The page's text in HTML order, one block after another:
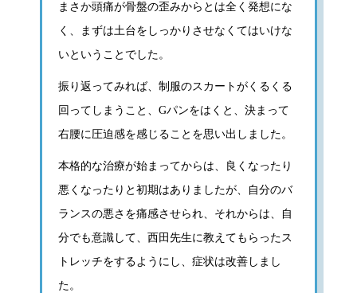
まさか頭痛が骨盤の歪みからとは全く発想にな
く、まずは土台をしっかりさせなくてはいけな
いということでした。
振り返ってみれば、制服のスカートがくるくる
回ってしまうこと、Gパンをはくと、決まって
右腰に圧迫感を感じることを思い出しました。
本格的な治療が始まってからは、良くなったり
悪くなったりと初期はありましたが、自分のバ
ランスの悪さを痛感させられ、それからは、自
分でも意識して、西田先生に教えてもらったス
トレッチをするようにし、症状は改善しまし
た。